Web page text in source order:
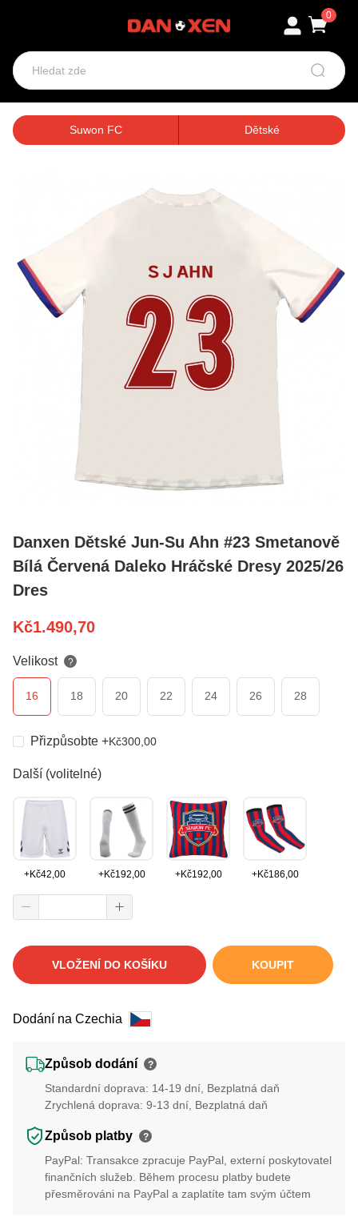
0
Suwon FC Dětské
Danxen Dětské Jun-Su Ahn #23 Smetanově
Bílá Červená Daleko Hráčské Dresy 2025/26
Dres
Kč1.490,70
Velikost ?
16 18 20 22 24 26 28
Přizpůsobte +Kč300,00
Další (volitelné)
+Kč42,00 +Kč192,00 +Kč192,00 +Kč186,00
VLOŽENÍ DO KOŠÍKU KOUPIT
Dodání na Czechia
Způsob dodání ?
Standardní doprava: 14-19 dní, Bezplatná daň
Zrychlená doprava: 9-13 dní, Bezplatná daň
Způsob platby ?
PayPal: Transakce zpracuje PayPal, externí poskytovatel
finančních služeb. Během procesu platby budete
přesměrováni na PayPal a zaplatíte tam svým účtem